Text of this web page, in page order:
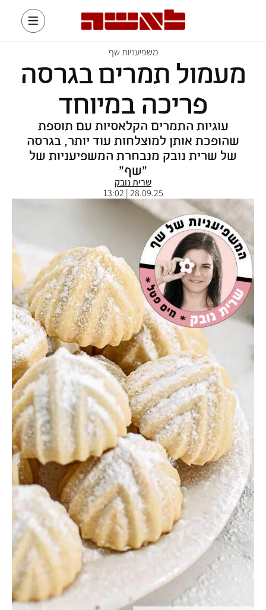
משפיעניות שף
מעמול תמרים בגרסה
פריכה במיוחד
עוגיות התמרים הקלאסיות עם תוספת
שהופכת אותן למוצלחות עוד יותר, בגרסה
של שרית נובק מנבחרת המשפיעניות של
"שף"
שרית נובק
28.09.25 | 13:02